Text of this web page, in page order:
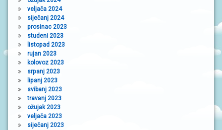
veljača 2024
siječanj 2024
prosinac 2023
studeni 2023
listopad 2023
rujan 2023
kolovoz 2023
srpanj 2023
lipanj 2023
svibanj 2023
travanj 2023
ožujak 2023
veljača 2023
siječanj 2023